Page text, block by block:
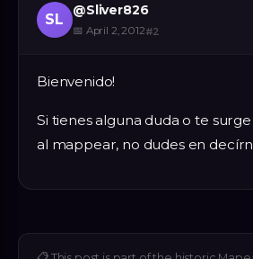
SL
@Sliver826
📅 April 2, 2012#2
Bienvenido!
Si tienes alguna duda o te
al mappear, no dudes en